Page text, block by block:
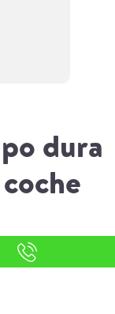
dura